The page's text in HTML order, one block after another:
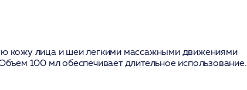
кожу лица и шеи легкими массажными движениями
100 мл обеспечивает длительное использование.